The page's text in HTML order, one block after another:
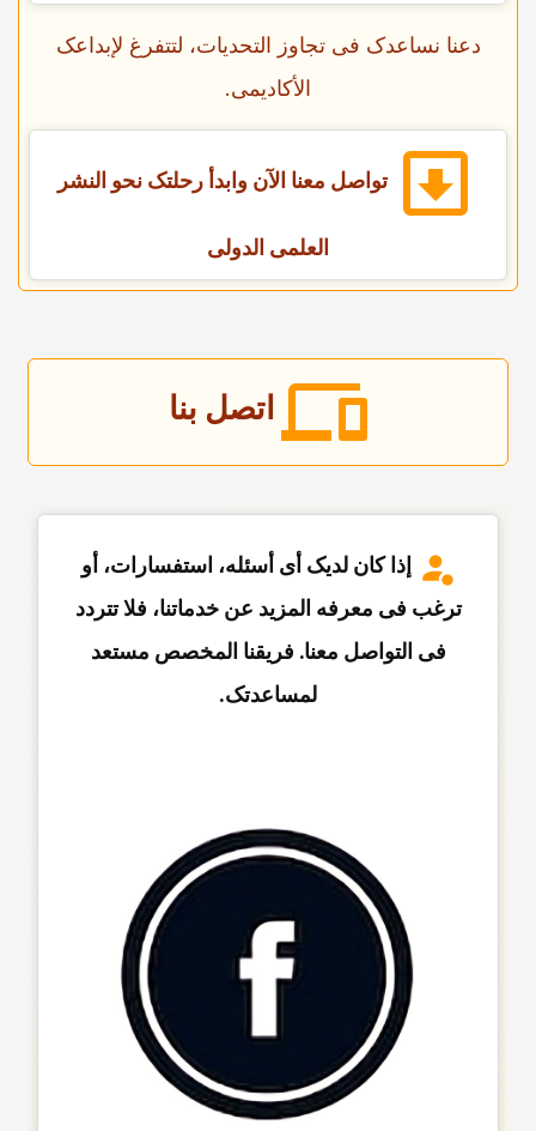
دعنا نساعدک فی تجاوز التحدیات، لتتفرغ لإبداعک
الأکادیمی.
تواصل معنا الآن وابدأ رحلتک نحو النشر
العلمی الدولی
اتصل بنا
إذا کان لدیک أی أسئله، استفسارات، أو
ترغب فی معرفه المزید عن خدماتنا، فلا تتردد
فی التواصل معنا. فریقنا المخصص مستعد
لمساعدتک.